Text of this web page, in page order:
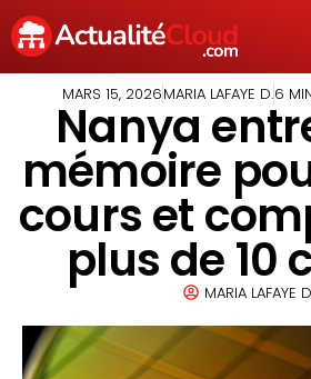
MARS 15, 2026MARIA LAFAYE D.6
Nanya
mémoire
cours et
plus de 10
MARIA LAFAYE